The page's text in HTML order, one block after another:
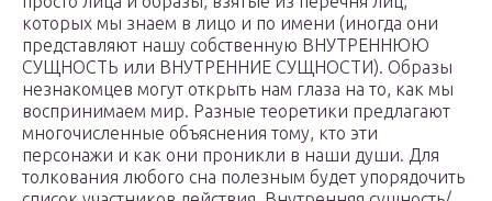
которых мы знаем в лицо и по имени (иногда они
представляют нашу собственную ВНУТРЕННЮЮ
СУЩНОСТЬ или ВНУТРЕННИЕ СУЩНОСТИ). Образы
незнакомцев могут открыть нам глаза на то, как мы
воспринимаем мир. Разные теоретики предлагают
многочисленные объяснения тому, кто эти
персонажи и как они проникли в наши души. Для
толкования любого сна полезным будет упорядочить